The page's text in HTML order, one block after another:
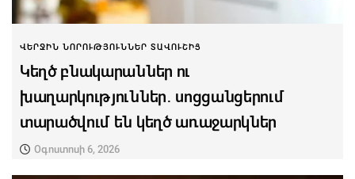
ՎԵՐՋԻՆ ՆՈՐՈՒԹՅՈՒՆՆԵՐ ՏԱՎՈՒՇԻՑ
Կեղծ բնակարաններ ու
խաղարկություններ․ սոցցանցերում
տարածվում են կեղծ առաջարկներ
Օգոստոսի 6, 2026